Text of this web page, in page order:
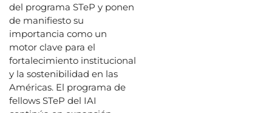
del programa STeP y ponen
de manifiesto su
importancia como un
motor clave para el
fortalecimiento institucional
y la sostenibilidad en las
Américas. El programa de
fellows STeP del IAI